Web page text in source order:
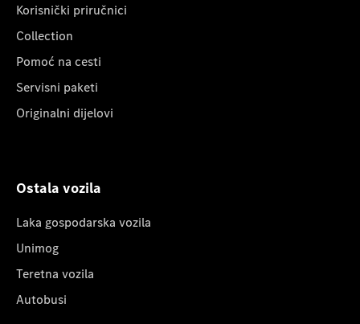
Korisnički priručnici
Collection
Pomoć na cesti
Servisni paketi
Originalni dijelovi
Ostala vozila
Laka gospodarska vozila
Unimog
Teretna vozila
Autobusi